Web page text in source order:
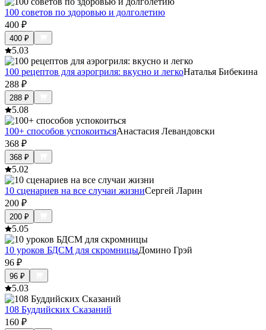
100 советов по здоровью и долголетию
400 ₽
400 ₽
5.03
100 рецептов для аэрогриля: вкусно и легкоНаталья Бибекина
288 ₽
288 ₽
5.08
100+ способов успокоитьсяАнастасия Левандовски
368 ₽
368 ₽
5.02
10 сценариев на все случаи жизниСергей Ларин
200 ₽
200 ₽
5.05
10 уроков БДСМ для скромницыДомино Грэй
96 ₽
96 ₽
5.03
108 Буддийских Сказаний
160 ₽